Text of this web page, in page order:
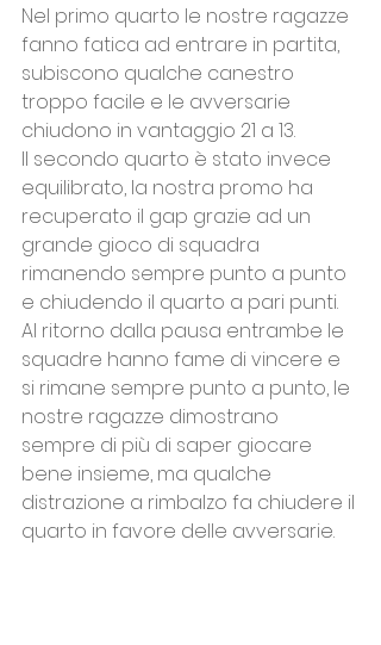
Nel primo quarto le nostre ragazze
fanno fatica ad entrare in partita,
subiscono qualche canestro
troppo facile e le avversarie
chiudono in vantaggio 21 a 13.
Il secondo quarto è stato invece
equilibrato, la nostra promo ha
recuperato il gap grazie ad un
grande gioco di squadra
rimanendo sempre punto a punto
e chiudendo il quarto a pari punti.
Al ritorno dalla pausa entrambe le
squadre hanno fame di vincere e
si rimane sempre punto a punto, le
nostre ragazze dimostrano
sempre di più di saper giocare
bene insieme, ma qualche
distrazione a rimbalzo fa chiudere il
quarto in favore delle avversarie.